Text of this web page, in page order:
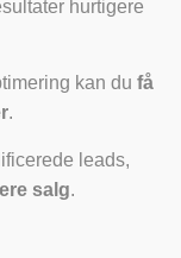
hurtigere
kan du få
.
leads,
salg.